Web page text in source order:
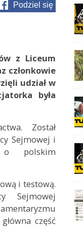
Podziel się
z Liceum
członkowie
udział w
była
Został
Sejmowej i
polskim
i testową.
Sejmowej
część